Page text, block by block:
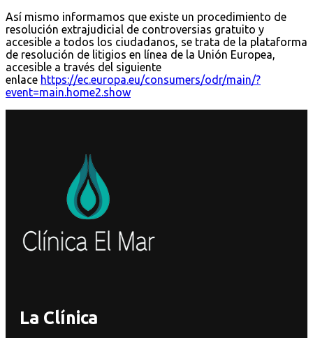
Así mismo informamos que existe un procedimiento de
resolución extrajudicial de controversias gratuito y
accesible a todos los ciudadanos, se trata de la plataforma
de resolución de litigios en línea de la Unión Europea,
accesible a través del siguiente
enlace https://ec.europa.eu/consumers/odr/main/?
event=main.home2.show
La Clínica